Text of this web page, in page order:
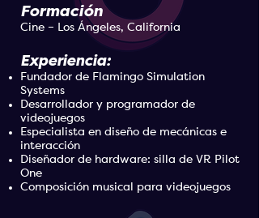
Formación
Cine – Los Ángeles, California
Experiencia:
Fundador de Flamingo Simulation
Systems
Desarrollador y programador de
videojuegos
Especialista en diseño de mecánicas e
interacción
Diseñador de hardware: silla de VR Pilot
One
Composición musical para videojuegos